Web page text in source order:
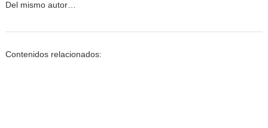
Del mismo autor…
Contenidos relacionados: